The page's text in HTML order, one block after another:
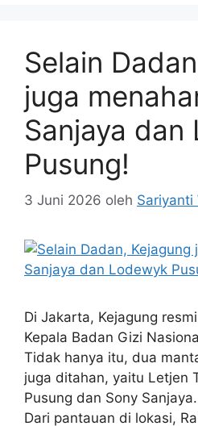
Selain
juga
Sanjaya dan
Pusung!
3 Juni 2026 oleh Sariyanti
Di Jakarta, Kejagung
Kepala Badan Gizi
Tidak hanya itu, dua
juga ditahan, yaitu Letjen
Pusung dan Sony
Dari pantauan di lokasi,